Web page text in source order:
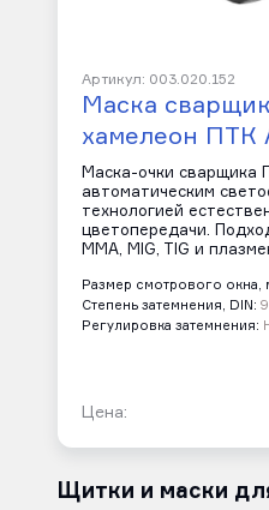
Артикул: 003.020.152
Маска
хамелеон ПТК
Маска-очки сварщика
автоматическим
технологией
цветопередачи.
MMA, MIG, TIG и
Размер смотрового окна,
Степень затемнения, DIN:
Регулировка затемнения:
Цена:
Щитки и маски